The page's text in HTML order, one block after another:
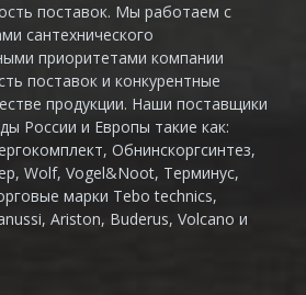
поставок. Мы работаем с
сантехнического
приоритетами компании
поставок и конкурентные
продукции. Наши поставщики
России и Европы такие как:
Обнинскоргсинтез,
Wolf, Vogel&Noot, Терминус,
марки Tebo technics,
Ariston, Buderus, Volcano и